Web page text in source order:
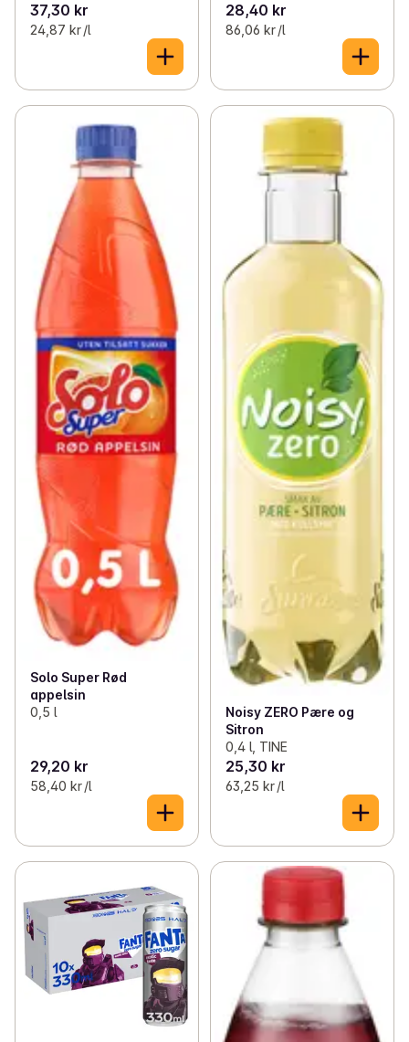
37,30 kr
24,87 kr /l
28,40 kr
86,06 kr /l
Solo Super Rød
appelsin
0,5 l
29,20 kr
58,40 kr /l
Noisy ZERO Pære og
Sitron
0,4 l, TINE
25,30 kr
63,25 kr /l